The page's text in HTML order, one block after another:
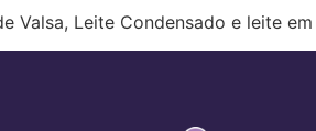
Valsa, Leite Condensado e leite